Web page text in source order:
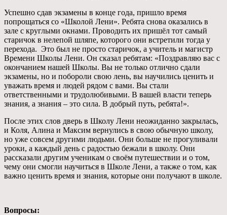
Успешно сдав экзамены в конце года, пришло время
попрощаться со «Школой Лени». Ребята снова оказались в
зале с круглыми окнами. Проводить их пришёл тот самый
старичок в нелепой шляпе, которого они встретили тогда у
перехода. Это был не просто старичок, а учитель и магистр
Времени Школы Лени. Он сказал ребятам: «Поздравляю вас с
окончанием нашей Школы. Вы не только отлично сдали
экзамены, но и побороли свою лень, вы научились ценить и
уважать время и людей рядом с вами. Вы стали
ответственными и трудолюбивыми. В вашей власти теперь
знания, а знания – это сила. В добрый путь, ребята!».
После этих слов дверь в Школу Лени неожиданно закрылась,
и Коля, Алина и Максим вернулись в свою обычную школу,
но уже совсем другими людьми. Они больше не прогуливали
уроки, а каждый день с радостью бежали в школу. Они
рассказали другим ученикам о своём путешествии и о том,
чему они смогли научиться в Школе Лени, а также о том, как
важно ценить время и знания, которые они получают в школе.
Вопросы: